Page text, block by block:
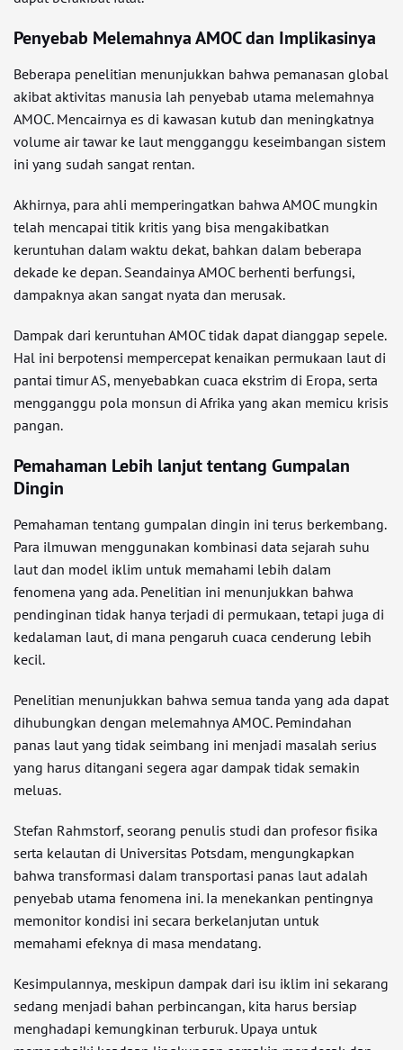
Penyebab Melemahnya AMOC dan Implikasinya
Beberapa penelitian menunjukkan bahwa pemanasan global
akibat aktivitas manusia lah penyebab utama melemahnya
AMOC. Mencairnya es di kawasan kutub dan meningkatnya
volume air tawar ke laut mengganggu keseimbangan sistem
ini yang sudah sangat rentan.
Akhirnya, para ahli memperingatkan bahwa AMOC mungkin
telah mencapai titik kritis yang bisa mengakibatkan
keruntuhan dalam waktu dekat, bahkan dalam beberapa
dekade ke depan. Seandainya AMOC berhenti berfungsi,
dampaknya akan sangat nyata dan merusak.
Dampak dari keruntuhan AMOC tidak dapat dianggap sepele.
Hal ini berpotensi mempercepat kenaikan permukaan laut di
pantai timur AS, menyebabkan cuaca ekstrim di Eropa, serta
mengganggu pola monsun di Afrika yang akan memicu krisis
pangan.
Pemahaman Lebih lanjut tentang Gumpalan
Dingin
Pemahaman tentang gumpalan dingin ini terus berkembang.
Para ilmuwan menggunakan kombinasi data sejarah suhu
laut dan model iklim untuk memahami lebih dalam
fenomena yang ada. Penelitian ini menunjukkan bahwa
pendinginan tidak hanya terjadi di permukaan, tetapi juga di
kedalaman laut, di mana pengaruh cuaca cenderung lebih
kecil.
Penelitian menunjukkan bahwa semua tanda yang ada dapat
dihubungkan dengan melemahnya AMOC. Pemindahan
panas laut yang tidak seimbang ini menjadi masalah serius
yang harus ditangani segera agar dampak tidak semakin
meluas.
Stefan Rahmstorf, seorang penulis studi dan profesor fisika
serta kelautan di Universitas Potsdam, mengungkapkan
bahwa transformasi dalam transportasi panas laut adalah
penyebab utama fenomena ini. Ia menekankan pentingnya
memonitor kondisi ini secara berkelanjutan untuk
memahami efeknya di masa mendatang.
Kesimpulannya, meskipun dampak dari isu iklim ini sekarang
sedang menjadi bahan perbincangan, kita harus bersiap
menghadapi kemungkinan terburuk. Upaya untuk